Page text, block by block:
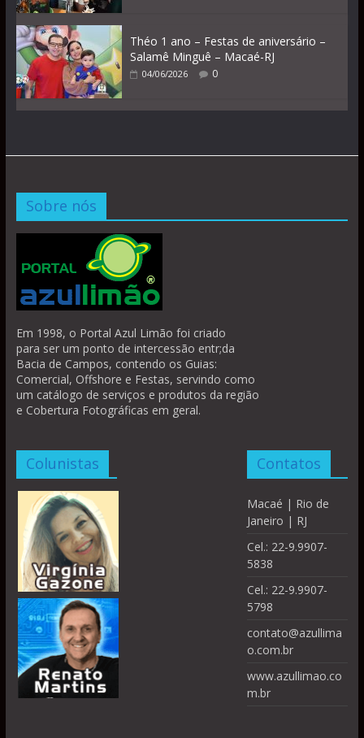
Théo 1 ano – Festas de aniversário –
Salamê Minguê – Macaé-RJ
04/06/2026 0
Sobre nós
Em 1998, o Portal Azul Limão foi criado
para ser um ponto de intercessão entr;da
Bacia de Campos, contendo os Guias:
Comercial, Offshore e Festas, servindo como
um catálogo de serviços e produtos da região
e Cobertura Fotográficas em geral.
Colunistas Contatos
Macaé | Rio de
Janeiro | RJ
Cel.: 22-9.9907-
5838
Cel.: 22-9.9907-
5798
contato@azullima
o.com.br
www.azullimao.co
m.br